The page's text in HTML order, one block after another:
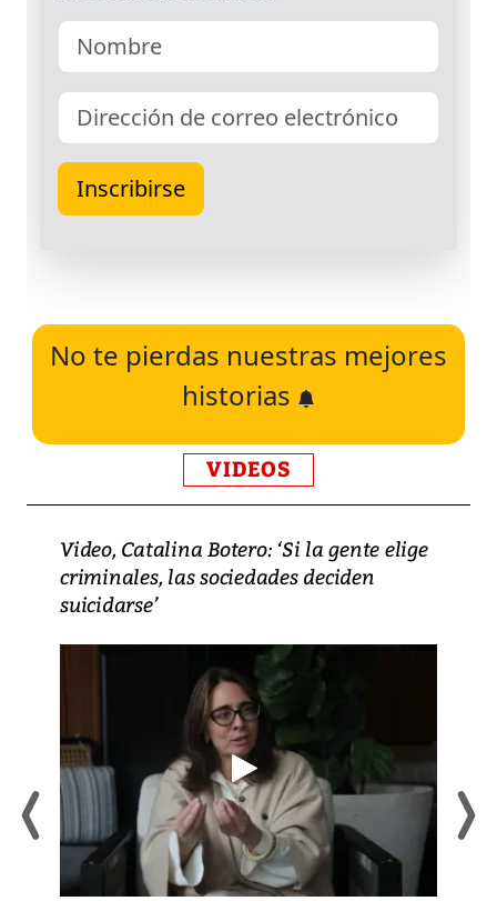
No te pierdas nuestras mejores
historias
VIDEOS
Video, Catalina Botero: ‘Si la gente elige
criminales, las sociedades deciden
suicidarse’